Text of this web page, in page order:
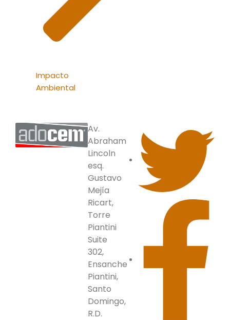
Impacto
Ambiental
Av.
Abraham
Lincoln
esq.
Gustavo
Mejía
Ricart,
Torre
Piantini
Suite
302,
Ensanche
Piantini,
Santo
Domingo,
R.D.